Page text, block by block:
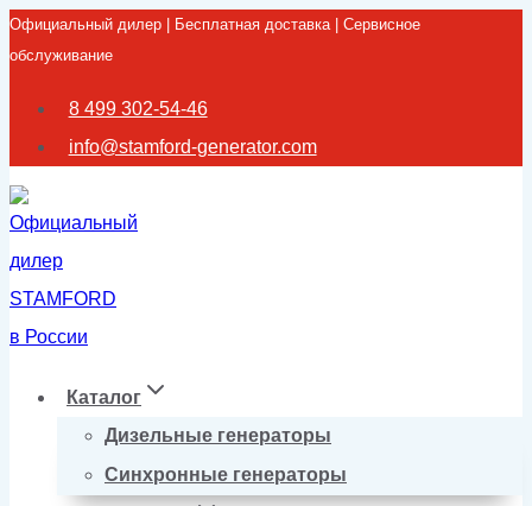
Перейти
к
содержимому
Официальный дилер | Бесплатная доставка | Сервисное
обслуживание
8 499 302-54-46
info@stamford-generator.com
Каталог
Дизельные генераторы
Синхронные генераторы